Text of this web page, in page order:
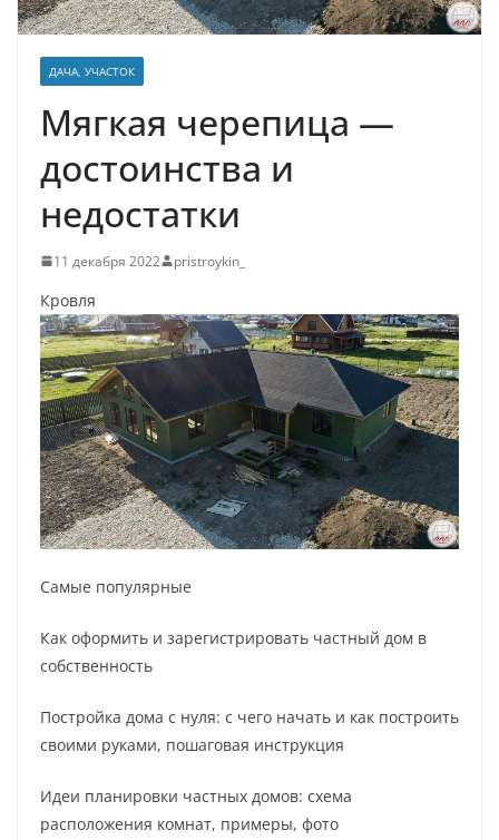
ДАЧА, УЧАСТОК
Мягкая черепица —
достоинства и
недостатки
11 декабря 2022 pristroykin_
Кровля
Самые популярные
Как оформить и зарегистрировать частный дом в
собственность
Постройка дома с нуля: с чего начать и как построить
своими руками, пошаговая инструкция
Идеи планировки частных домов: схема
расположения комнат, примеры, фото